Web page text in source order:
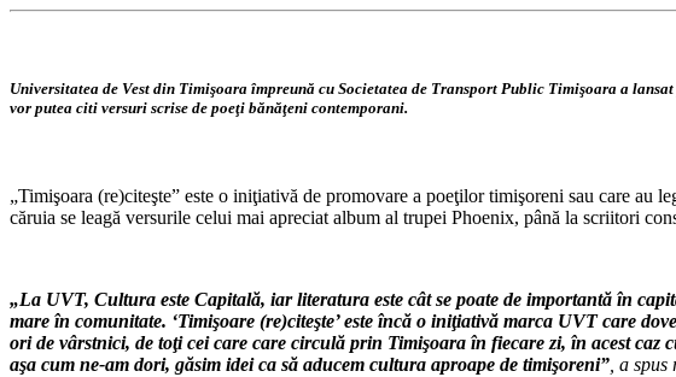
Universitatea de Vest din Timişoara împreună cu Societatea de Transport Public Timişoara a
vor putea citi versuri scrise de poeţi bănăţeni contemporani.
„Timişoara (re)citeşte” este o iniţiativă de promovare a poeţilor timişoreni sau care
căruia se leagă versurile celui mai apreciat album al trupei Phoenix, până la scriitori
„La UVT, Cultura este Capitală, iar literatura este cât se poate de importantă în
mare în comunitate. ‘Timişoare (re)citeşte’ este încă o iniţiativă marca UVT care
ori de vârstnici, de toţi cei care care circulă prin Timişoara în fiecare zi, în acest
aşa cum ne-am dori, găsim idei ca să aducem cultura aproape de timişoreni” , a